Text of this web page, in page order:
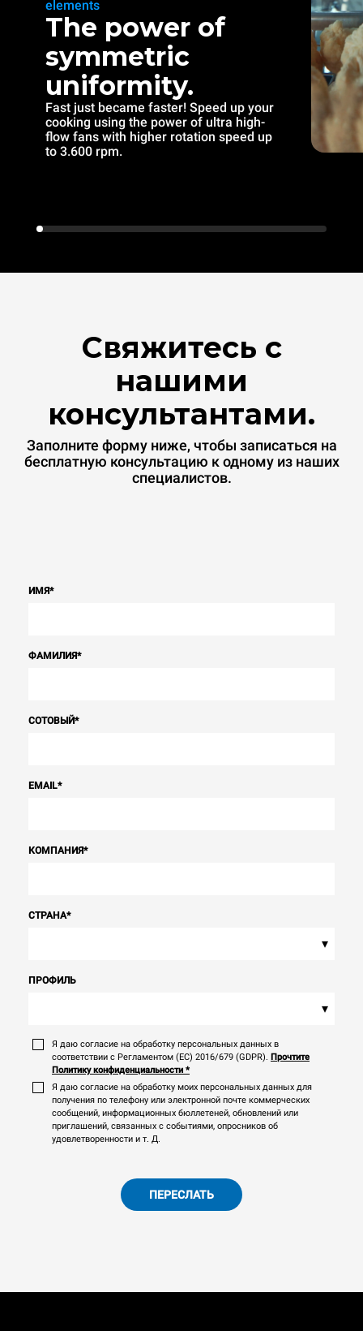
elements
The power of
symmetric
uniformity.
Fast just became faster! Speed up your
cooking using the power of ultra high-
flow fans with higher rotation speed up
to 3.600 rpm.
Свяжитесь с
нашими
консультантами.
Заполните форму ниже, чтобы записаться на
бесплатную консультацию к одному из наших
специалистов.
ИМЯ*
ФАМИЛИЯ*
СОТОВЫЙ*
EMAIL*
КОМПАНИЯ*
СТРАНА*
▾
ПРОФИЛЬ
▾
Я даю согласие на обработку персональных данных в
соответствии с Регламентом (ЕС) 2016/679 (GDPR). Прочтите
Политику конфиденциальности *
Я даю согласие на обработку моих персональных данных для
получения по телефону или электронной почте коммерческих
сообщений, информационных бюллетеней, обновлений или
приглашений, связанных с событиями, опросников об
удовлетворенности и т. Д.
ПЕРЕСЛАТЬ